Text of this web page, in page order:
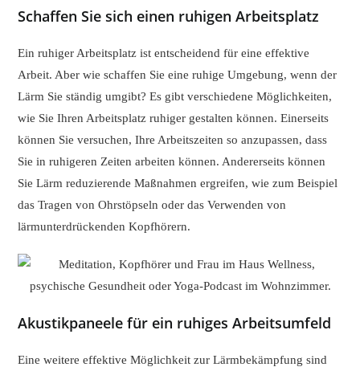
Schaffen Sie sich einen ruhigen Arbeitsplatz
Ein ruhiger Arbeitsplatz ist entscheidend für eine effektive
Arbeit. Aber wie schaffen Sie eine ruhige Umgebung, wenn der
Lärm Sie ständig umgibt? Es gibt verschiedene Möglichkeiten,
wie Sie Ihren Arbeitsplatz ruhiger gestalten können. Einerseits
können Sie versuchen, Ihre Arbeitszeiten so anzupassen, dass
Sie in ruhigeren Zeiten arbeiten können. Andererseits können
Sie Lärm reduzierende Maßnahmen ergreifen, wie zum Beispiel
das Tragen von Ohrstöpseln oder das Verwenden von
lärmunterdrückenden Kopfhörern.
Akustikpaneele für ein ruhiges Arbeitsumfeld
Eine weitere effektive Möglichkeit zur Lärmbekämpfung sind